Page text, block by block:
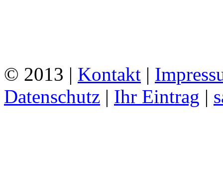
© 2013 | Kontakt |
Datenschutz | Ihr Eintrag |